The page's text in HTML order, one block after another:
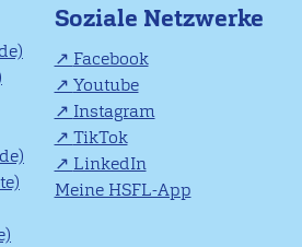
Soziale Netzwerke
Facebook
Youtube
Instagram
TikTok
LinkedIn
Meine HSFL-App